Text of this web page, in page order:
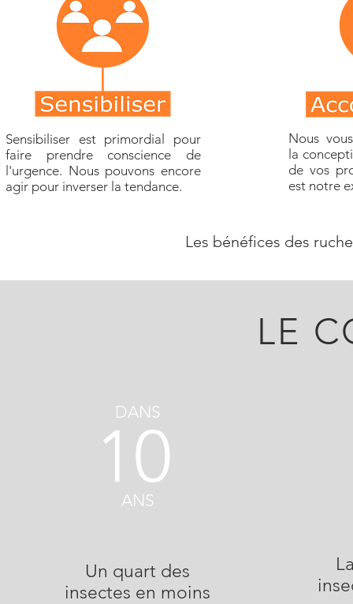
Sensibiliser est primordial pour
faire prendre conscience de
l'urgence. Nous pouvons encore
agir pour inverser la tendance.
Nous
la
de vos
est notre
Les bénéfices des
LE
10
DANS
ANS
Un quart des
insectes en moins